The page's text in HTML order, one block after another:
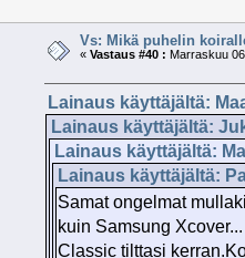
Vs: Mikä puhelin
«Vastaus #40 : Marraskuu
Lainaus käyttäjältä:
Lainaus käyttäjältä:
Lainaus käyttäjältä:
Lainaus käyttäjältä:
Samat ongelmat
kuin Samsung Xcover...
Classic tilttasi